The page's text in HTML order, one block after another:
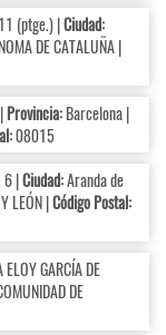
(ptge.) |Ciudad:
DE CATALUÑA |
Provincia:Barcelona |
08015
6 |Ciudad:Aranda de
LEÓN |Código Postal:
ELOY GARCÍA DE
DE